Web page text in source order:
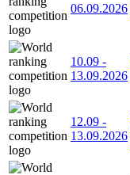
06.09.2026
10.09 -
13.09.2026
12.09 -
13.09.2026